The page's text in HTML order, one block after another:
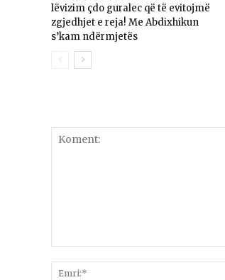
lëvizim çdo guralec që të evitojmë
zgjedhjet e reja! Me Abdixhikun
s’kam ndërmjetës